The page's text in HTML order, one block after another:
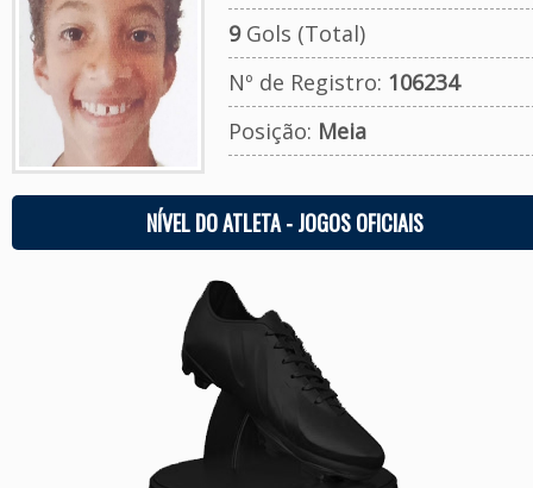
9Gols (Total)
Nº de Registro: 106234
Posição: Meia
NÍVEL DO ATLETA - JOGOS OFICIAIS